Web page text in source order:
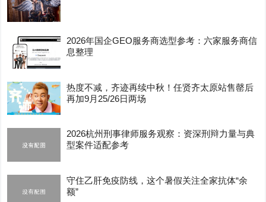
2026年国企GEO服务商选型参考：六家服务商信
息整理
热度不减，齐迹再续中秋！任贤齐太原站售罄后
再加9月25/26日两场
2026杭州刑事律师服务观察：资深刑辩力量与典
型案件适配参考
守住乙肝免疫防线，这个暑假关注全家抗体“余
额”